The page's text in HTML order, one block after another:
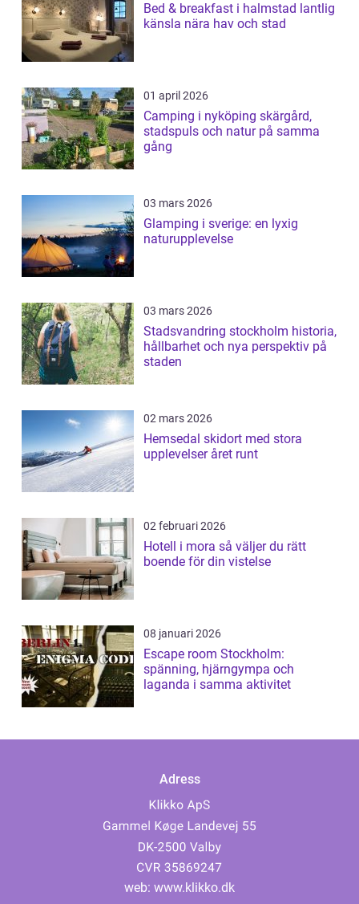
Bed & breakfast i halmstad lantlig
känsla nära hav och stad
01 april 2026
Camping i nyköping skärgård,
stadspuls och natur på samma
gång
03 mars 2026
Glamping i sverige: en lyxig
naturupplevelse
03 mars 2026
Stadsvandring stockholm historia,
hållbarhet och nya perspektiv på
staden
02 mars 2026
Hemsedal skidort med stora
upplevelser året runt
02 februari 2026
Hotell i mora så väljer du rätt
boende för din vistelse
08 januari 2026
Escape room Stockholm:
spänning, hjärngympa och
laganda i samma aktivitet
Adress
web: www.klikko.dk